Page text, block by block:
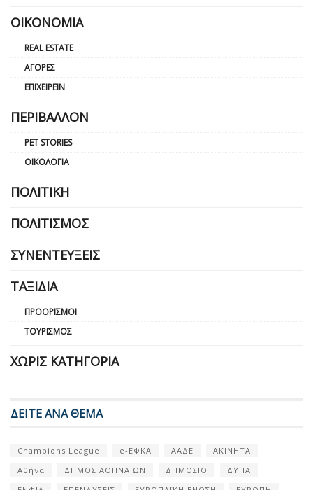
ΟΙΚΟΝΟΜΊΑ
REAL ESTATE
ΑΓΟΡΈΣ
ΕΠΙΧΕΙΡΕΊΝ
ΠΕΡΙΒΆΛΛΟΝ
PET STORIES
ΟΙΚΟΛΟΓΊΑ
ΠΟΛΙΤΙΚΉ
ΠΟΛΙΤΙΣΜΌΣ
ΣΥΝΕΝΤΕΎΞΕΙΣ
ΤΑΞΊΔΙΑ
ΠΡΟΟΡΙΣΜΟΊ
ΤΟΥΡΙΣΜΌΣ
ΧΩΡΊΣ ΚΑΤΗΓΟΡΊΑ
ΔΕΙΤΕ ΑΝΑ ΘΕΜΑ
Champions League e-ΕΦΚΑ ΑΑΔΕ
ΑΚΙΝΗΤΑ
Αθήνα
ΔΗΜΟΣ ΑΘΗΝΑΙΩΝ ΔΗΜΟΣΙΟ
ΔΥΠΑ